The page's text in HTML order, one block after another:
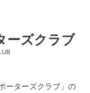
ーズクラブ
ーターズクラブ」の